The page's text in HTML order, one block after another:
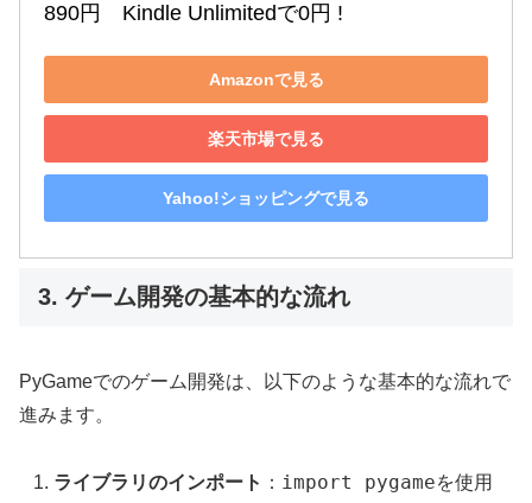
890円　Kindle Unlimitedで0円 !
Amazonで見る
楽天市場で見る
Yahoo!ショッピングで見る
3. ゲーム開発の基本的な流れ
PyGameでのゲーム開発は、以下のような基本的な流れで
進みます。
ライブラリのインポート ： import pygameを使用